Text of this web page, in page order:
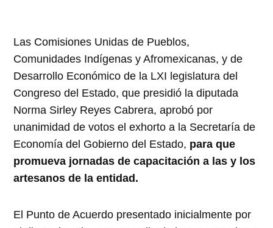
Las Comisiones Unidas de Pueblos,
Comunidades Indígenas y Afromexicanas, y de
Desarrollo Económico de la LXI legislatura del
Congreso del Estado, que presidió la diputada
Norma Sirley Reyes Cabrera, aprobó por
unanimidad de votos el exhorto a la Secretaría de
Economía del Gobierno del Estado, para que
promueva jornadas de capacitación a las y los
artesanos de la entidad.
El Punto de Acuerdo presentado inicialmente por